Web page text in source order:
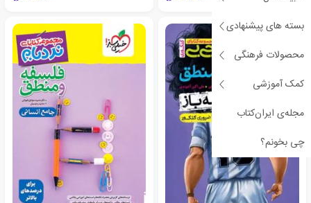
بسته های پیشنهادی
محصولات فرهنگی
کمک آموزشی
مجله‌ی ایران‌کتاب
چی بخونم؟